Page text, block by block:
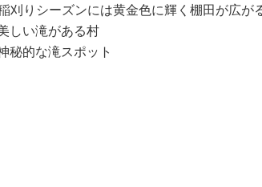
刈りシーズンには黄金色に輝く棚田が広が
しい滝がある村
秘的な滝スポット